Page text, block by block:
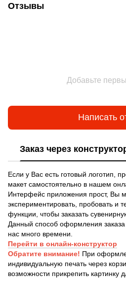
Отзывы
Добавьте
Написать
Заказ через
Если у Вас есть готовый логотип,
макет самостоятельно в нашем
Интерфейс приложения прост, Вы
экспериментировать, пробовать и
функции, чтобы заказать
Данный способ оформления
нас много времени.
Перейти в онлайн-конструктор
Обратите внимание! При
индивидуальную печать через
возможности прикрепить картинку